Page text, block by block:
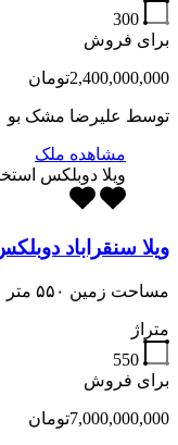
300
برای فروش
2,400,000,000تومان
توسط علیرضا مشک بو
مشاهده ملک
ویلا دوبلکس
ویلا سنقراباد
مساحت زمین ۵۵۰ متر ۱۲۰متر…
متراژ
550
برای فروش
7,000,000,000تومان